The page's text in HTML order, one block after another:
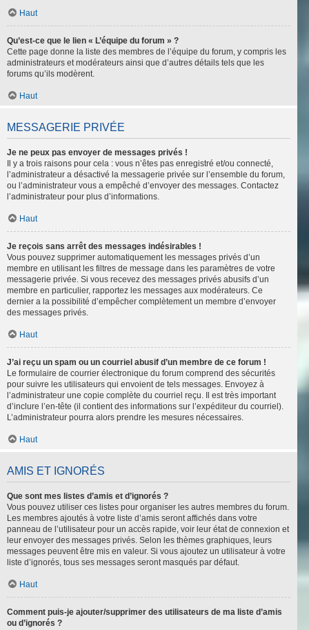
Haut
Qu’est-ce que le lien « L’équipe du forum » ?
Cette page donne la liste des membres de l’équipe du forum, y compris les
administrateurs et modérateurs ainsi que d’autres détails tels que les
forums qu’ils modèrent.
Haut
MESSAGERIE PRIVÉE
Je ne peux pas envoyer de messages privés !
Il y a trois raisons pour cela : vous n’êtes pas enregistré et/ou connecté,
l’administrateur a désactivé la messagerie privée sur l’ensemble du forum,
ou l’administrateur vous a empêché d’envoyer des messages. Contactez
l’administrateur pour plus d’informations.
Haut
Je reçois sans arrêt des messages indésirables !
Vous pouvez supprimer automatiquement les messages privés d’un
membre en utilisant les filtres de message dans les paramètres de votre
messagerie privée. Si vous recevez des messages privés abusifs d’un
membre en particulier, rapportez les messages aux modérateurs. Ce
dernier a la possibilité d’empêcher complètement un membre d’envoyer
des messages privés.
Haut
J’ai reçu un spam ou un courriel abusif d’un membre de ce forum !
Le formulaire de courrier électronique du forum comprend des sécurités
pour suivre les utilisateurs qui envoient de tels messages. Envoyez à
l’administrateur une copie complète du courriel reçu. Il est très important
d’inclure l’en-tête (il contient des informations sur l’expéditeur du courriel).
L’administrateur pourra alors prendre les mesures nécessaires.
Haut
AMIS ET IGNORÉS
Que sont mes listes d’amis et d’ignorés ?
Vous pouvez utiliser ces listes pour organiser les autres membres du forum.
Les membres ajoutés à votre liste d’amis seront affichés dans votre
panneau de l’utilisateur pour un accès rapide, voir leur état de connexion et
leur envoyer des messages privés. Selon les thèmes graphiques, leurs
messages peuvent être mis en valeur. Si vous ajoutez un utilisateur à votre
liste d’ignorés, tous ses messages seront masqués par défaut.
Haut
Comment puis-je ajouter/supprimer des utilisateurs de ma liste d’amis
ou d’ignorés ?